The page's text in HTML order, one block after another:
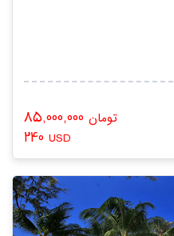
تومان
240 USD